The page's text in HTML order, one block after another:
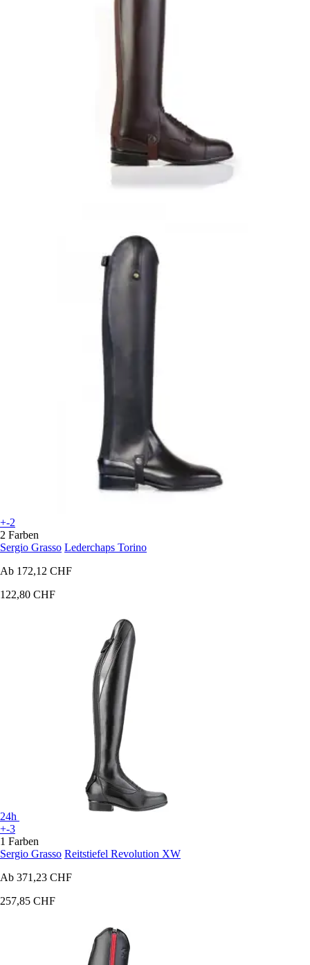
+-2
2 Farben
Sergio Grasso Lederchaps Torino
Ab 172,12 CHF
122,80 CHF
24h
+-3
1 Farben
Sergio Grasso Reitstiefel Revolution XW
Ab 371,23 CHF
257,85 CHF